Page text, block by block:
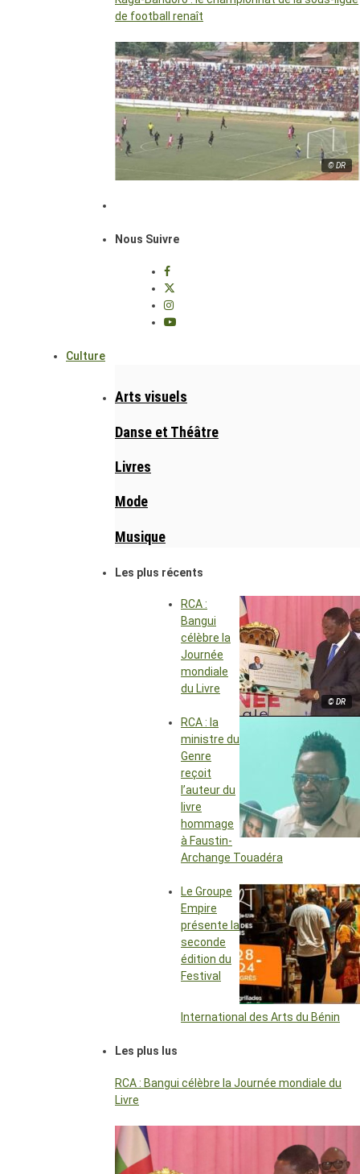
de football renaît
© DR
Nous Suivre
Culture
Arts visuels
Danse et Théâtre
Livres
Mode
Musique
Les plus récents
© DR
RCA :
Bangui
célèbre la
Journée
mondiale
du Livre
RCA : la
ministre du
Genre
reçoit
l’auteur du
livre
hommage
à Faustin-
Archange Touadéra
Le Groupe
Empire
présente la
seconde
édition du
Festival
International des Arts du Bénin
Les plus lus
RCA : Bangui célèbre la Journée mondiale du
Livre